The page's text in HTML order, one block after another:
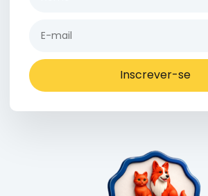
Inscrever-se